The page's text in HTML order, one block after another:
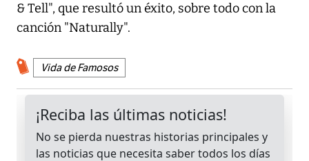
& Tell", que resultó un éxito, sobre todo con la
canción "Naturally".
Vida de Famosos